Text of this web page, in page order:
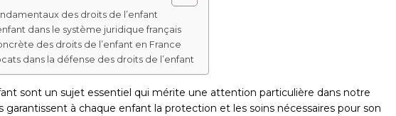
des droits de l’enfant
dans le système juridique français
des droits de l’enfant en France
dans la défense des droits de l’enfant
sont un sujet essentiel qui mérite une attention particulière dans notre
garantissent à chaque enfant la protection et les soins nécessaires pour son